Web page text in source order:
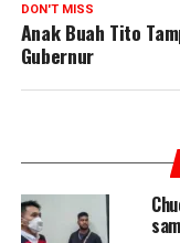
DON'T MISS
Anak Buah Tito
Gubernur